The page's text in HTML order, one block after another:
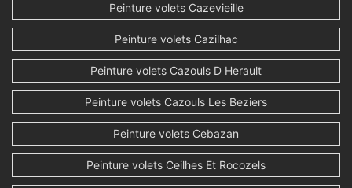
Peinture volets Cazevieille
Peinture volets Cazilhac
Peinture volets Cazouls D Herault
Peinture volets Cazouls Les Beziers
Peinture volets Cebazan
Peinture volets Ceilhes Et Rocozels